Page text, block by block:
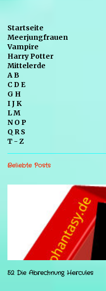
Startseite
Meerjungfrauen
Vampire
Harry Potter
Mittelerde
A B
C D E
G H
I J K
L M
N O P
Q R S
T - Z
Beliebte Posts
52 Die Abrechnung Hercules